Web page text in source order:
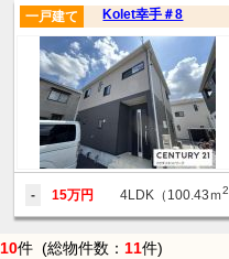
Kolet幸手＃8
一戸建て
- 15万円 4LDK（100.43ｍ2
10件 (総物件数： 11件)